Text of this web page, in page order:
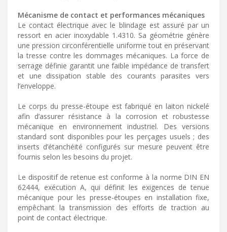
Mécanisme de contact et performances mécaniques
Le contact électrique avec le blindage est assuré par un
ressort en acier inoxydable 1.4310. Sa géométrie génère
une pression circonférentielle uniforme tout en préservant
la tresse contre les dommages mécaniques. La force de
serrage définie garantit une faible impédance de transfert
et une dissipation stable des courants parasites vers
l’enveloppe.
Le corps du presse-étoupe est fabriqué en laiton nickelé
afin d’assurer résistance à la corrosion et robustesse
mécanique en environnement industriel. Des versions
standard sont disponibles pour les perçages usuels ; des
inserts d’étanchéité configurés sur mesure peuvent être
fournis selon les besoins du projet.
Le dispositif de retenue est conforme à la norme DIN EN
62444, exécution A, qui définit les exigences de tenue
mécanique pour les presse-étoupes en installation fixe,
empêchant la transmission des efforts de traction au
point de contact électrique.